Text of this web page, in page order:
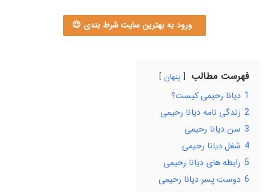
ورود به بهترین سایت شرط بندی 😍
فهرست مطالب پنهان
1 دیانا رحیمی کیست؟
2 زندگی نامه دیانا رحیمی
3 سن دیانا رحیمی
4 شغل دیانا رحیمی
5 رابطه های دیانا رحیمی
6 دوست پسر دیانا رحیمی